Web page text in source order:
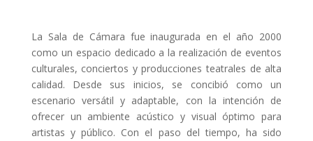
La Sala de Cámara fue inaugurada en el año 2000
como un espacio dedicado a la realización de eventos
culturales, conciertos y producciones teatrales de alta
calidad. Desde sus inicios, se concibió como un
escenario versátil y adaptable, con la intención de
ofrecer un ambiente acústico y visual óptimo para
artistas y público. Con el paso del tiempo, ha sido